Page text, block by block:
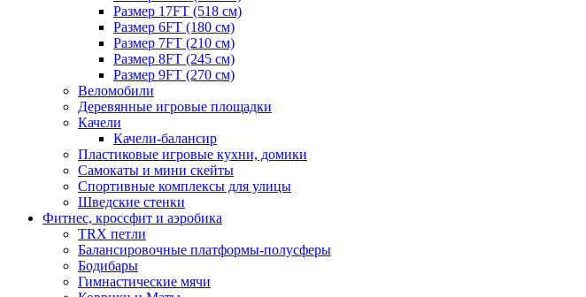
Размер 17FT (518 см)
Размер 6FT (180 см)
Размер 7FT (210 см)
Размер 8FT (245 см)
Размер 9FT (270 см)
Веломобили
Деревянные игровые площадки
Качели
Качели-балансир
Пластиковые игровые кухни, домики
Самокаты и мини скейты
Спортивные комплексы для улицы
Шведские стенки
Фитнес, кроссфит и аэробика
TRX петли
Балансировочные платформы-полусферы
Бодибары
Гимнастические мячи